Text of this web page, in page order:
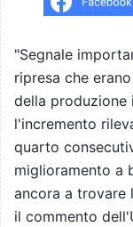
"Segnale
ripresa che
della produzione
l'incremento
quarto
miglioramento a
ancora a trovare
il commento